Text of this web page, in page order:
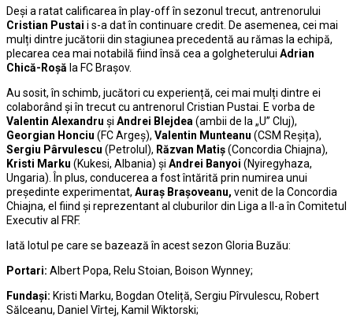
Deși a ratat calificarea în play-off în sezonul trecut, antrenorului
Cristian Pustai i s-a dat în continuare credit. De asemenea, cei mai
mulți dintre jucătorii din stagiunea precedentă au rămas la echipă,
plecarea cea mai notabilă fiind însă cea a golgheterului Adrian
Chică-Roșă la FC Brașov.
Au sosit, în schimb, jucători cu experiență, cei mai mulți dintre ei
colaborând și în trecut cu antrenorul Cristian Pustai. E vorba de
Valentin Alexandru și Andrei Blejdea (ambii de la „U” Cluj),
Georgian Honciu (FC Argeș), Valentin Munteanu (CSM Reșița),
Sergiu Pârvulescu (Petrolul), Răzvan Matiș(Concordia Chiajna),
Kristi Marku (Kukesi, Albania) și Andrei Banyoi (Nyiregyhaza,
Ungaria). În plus, conducerea a fost întărită prin numirea unui
președinte experimentat, Auraș Brașoveanu, venit de la Concordia
Chiajna, el fiind și reprezentant al cluburilor din Liga a II-a în Comitetul
Executiv al FRF.
Iată lotul pe care se bazează în acest sezon Gloria Buzău:
Portari: Albert Popa, Relu Stoian, Boison Wynney;
Fundași: Kristi Marku, Bogdan Oteliță, Sergiu Pîrvulescu, Robert
Sălceanu, Daniel Vîrtej, Kamil Wiktorski;